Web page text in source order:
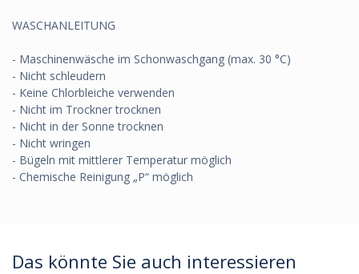
WASCHANLEITUNG
- Maschinenwäsche im Schonwaschgang (max. 30 °C)
- Nicht schleudern
- Keine Chlorbleiche verwenden
- Nicht im Trockner trocknen
- Nicht in der Sonne trocknen
- Nicht wringen
- Bügeln mit mittlerer Temperatur möglich
- Chemische Reinigung „P“ möglich
Das könnte Sie auch interessieren